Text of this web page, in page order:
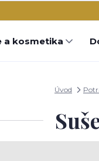
a kosmetika
Úvod